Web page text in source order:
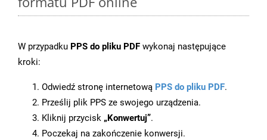
W przypadku PPS do pliku PDF wykonaj następujące
kroki:
Odwiedź stronę internetową PPS do pliku PDF.
Prześlij plik PPS ze swojego urządzenia.
Kliknij przycisk „Konwertuj”.
Poczekaj na zakończenie konwersji.